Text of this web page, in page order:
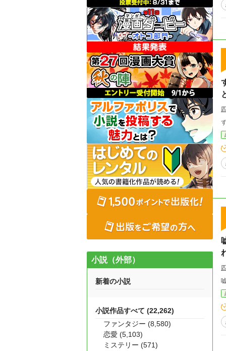
小説（外部）
新着の小説
小説作品すべて (22,262)
ファンタジー (8,580)
恋愛 (5,103)
ミステリー (571)